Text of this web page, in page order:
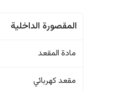
المقصورة الداخلية
مادة المقعد
مقعد كهربائي